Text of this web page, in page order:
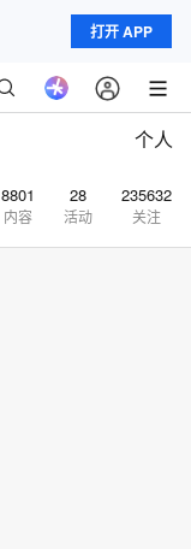
打开 APP
个人
8801
内容
28
活动
235632
关注